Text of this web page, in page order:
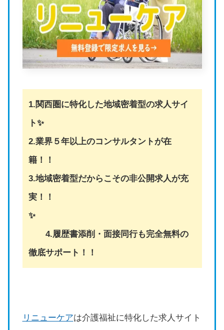
1.関西圏に特化した地域密着型の求人サイ
ト✨
2.業界５年以上のコンサルタントが在
籍！！
3.地域密着型だからこその非公開求人が充
実！！
✨
4.履歴書添削・面接同行も完全無料の
徹底サポート！！
リニューケアは介護福祉に特化した求人サイト